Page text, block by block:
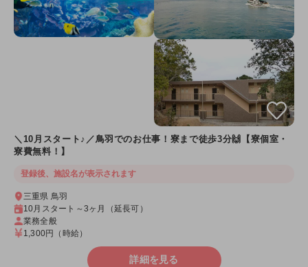
＼10月スタート♪／鳥羽でのお仕事！寮まで徒歩3分🙌【寮個室・
寮費無料！】
登録後、施設名が表示されます
三重県 鳥羽
10月スタート～3ヶ月（延長可）
業務全般
1,300円 （時給）
詳細を見る